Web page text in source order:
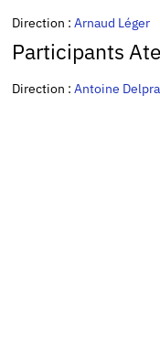
Direction :Arnaud Léger
Participants
Direction :Antoine